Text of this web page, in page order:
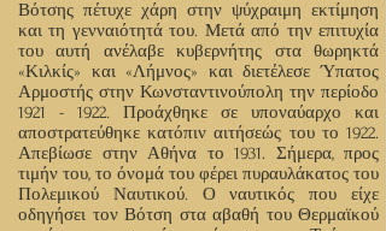
Βότσης πέτυχε χάρη στην ψύχραιμη εκτίμηση
και τη γενναιότητά του. Μετά από την επιτυχία
του αυτή ανέλαβε κυβερνήτης στα θωρηκτά
«Κιλκίς» και «Λήμνος» και διετέλεσε Ύπατος
Αρμοστής στην Κωνσταντινούπολη την περίοδο
1921 - 1922. Προάχθηκε σε υποναύαρχο και
αποστρατεύθηκε κατόπιν αιτήσεώς του το 1922.
Απεβίωσε στην Αθήνα το 1931. Σήμερα, προς
τιμήν του, το όνομά του φέρει πυραυλάκατος του
Πολεμικού Ναυτικού. Ο ναυτικός που είχε
οδηγήσει τον Βότση στα αβαθή του Θερμαϊκού